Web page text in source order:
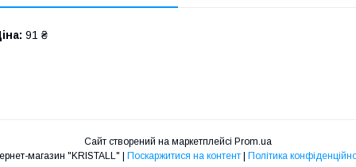
91 ₴
Сайт створений на маркетплейсі Prom.ua
Інтернет-магазин "KRISTALL" | Поскаржитися на контент | Політика